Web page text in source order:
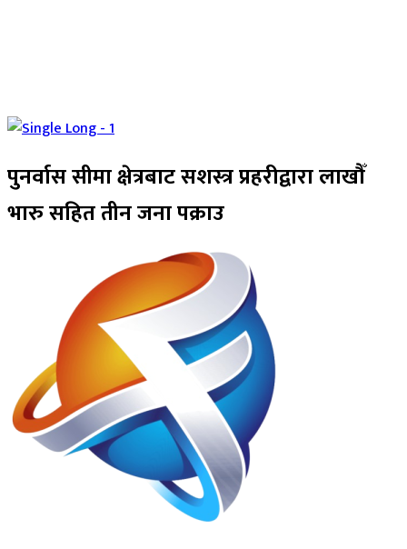
पुनर्वास सीमा क्षेत्रबाट सशस्त्र प्रहरीद्वारा लाखौँ
भारु सहित तीन जना पक्राउ